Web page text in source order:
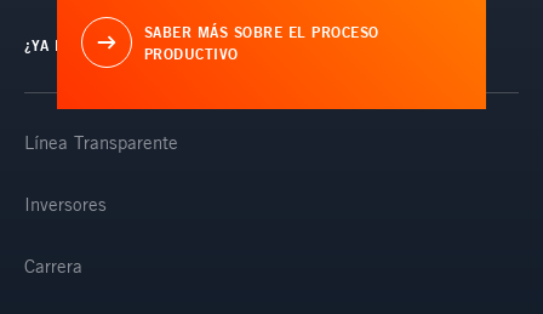
SABER MÁS SOBRE EL PROCESO
PRODUCTIVO
¿YA ERES CLIENTE?
Línea Transparente
Inversores
Carrera